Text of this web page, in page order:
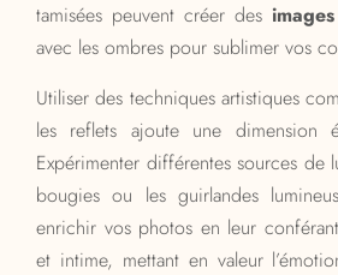
tamisées peuvent créer des images
avec les ombres pour sublimer vos
Utiliser des techniques artistiques
les reflets ajoute une dimension
Expérimenter différentes sources de
bougies ou les guirlandes
enrichir vos photos en leur
et intime, mettant en valeur